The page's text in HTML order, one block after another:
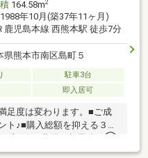
164.58m2
1988年10月(築37年11ヶ月)
鹿児島本線 西熊本駅 徒歩7分
県熊本市南区島町５
駐車3台
即入居可
足度は変わります。■ご成
ト♪■購入総額を抑える３つ
円以上差がでることも！／